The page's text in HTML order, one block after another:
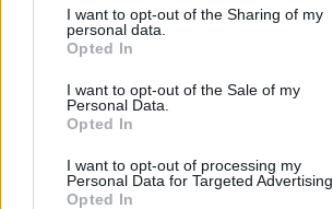
I want to opt-out of the Sharing of my
personal data.
Opted In
I want to opt-out of the Sale of my
Personal Data.
Opted In
I want to opt-out of processing my
Personal Data for Targeted Advertising.
Opted In